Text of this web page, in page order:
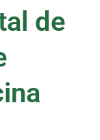
de